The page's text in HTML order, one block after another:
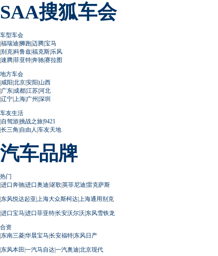
SAA搜狐车会
车型车会
|福瑞迪|狮跑|迈腾|宝马
|别克|科鲁兹|福克斯|乐风
|速腾|菲亚特|奔驰|赛拉图
地方车会
|咸阳|北京|安阳|山西
|广东|成都|江苏|河北
|辽宁| 上海|广州 |深圳
车友生活
|自驾游|挑战之旅|9421
|长三角 |自由人 |车友天地
汽车品牌
热门
|进口奔驰|进口奥迪|讴歌|英菲尼迪|雷克萨斯
|东风悦达起亚| 上海大众斯柯达| 上海通用别克
|进口宝马|进口菲亚特|长安沃尔沃|东风雪铁龙
合资
|东南三菱|华晨宝马|长安福特|东风日产
|东风本田 |一汽马自达|一汽奥迪|北京现代